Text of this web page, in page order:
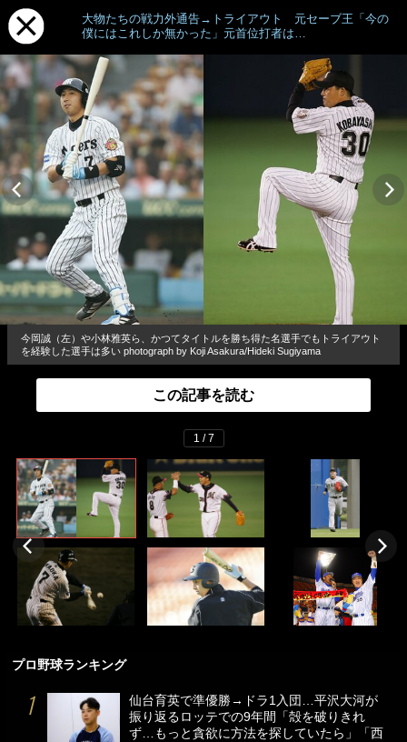
大物たちの戦力外通告→トライアウト 元セーブ王「今の
僕にはこれしか無かった」元首位打者は…
今岡誠（左）や小林雅英ら、かつてタイトルを勝ち得た名選手でもトライアウト
を経験した選手は多い photograph by Koji Asakura/Hideki Sugiyama
この記事を読む
1 / 7
プロ野球ランキング
仙台育英で準優勝→ドラ1入団…平沢大河が
振り返るロッテでの9年間「殻を破りきれ
ず…もっと貪欲に方法を探していたら」「西